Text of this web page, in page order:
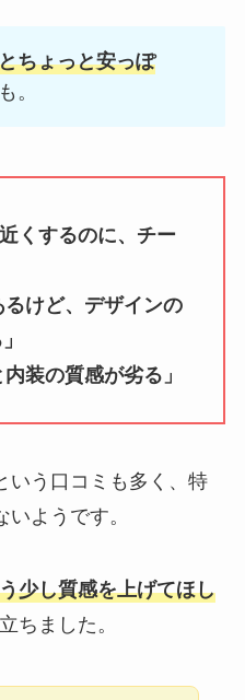
ちょっと安っぽ
。
くするのに、チー
るけど、デザインの
装の質感が劣る」
いう口コミも多く、特
ようです。
少し質感を上げてほし
ちました。